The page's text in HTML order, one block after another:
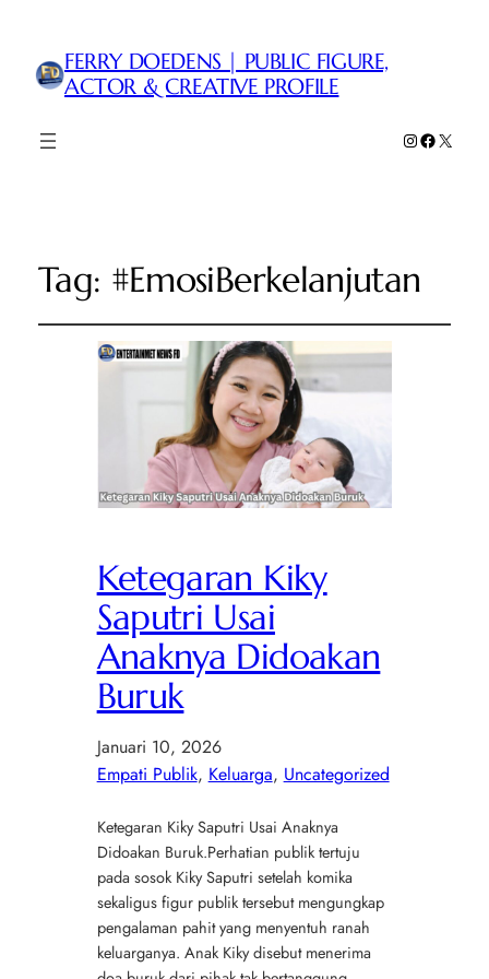
FERRY DOEDENS | PUBLIC FIGURE,
ACTOR & CREATIVE PROFILE
Instagram
Facebook
X
Tag: #EmosiBerkelanjutan
Ketegaran Kiky
Saputri Usai
Anaknya Didoakan
Buruk
Januari 10, 2026
Empati Publik, Keluarga, Uncategorized
Ketegaran Kiky Saputri Usai Anaknya
Didoakan Buruk.Perhatian publik tertuju
pada sosok Kiky Saputri setelah komika
sekaligus figur publik tersebut mengungkap
pengalaman pahit yang menyentuh ranah
keluarganya. Anak Kiky disebut menerima